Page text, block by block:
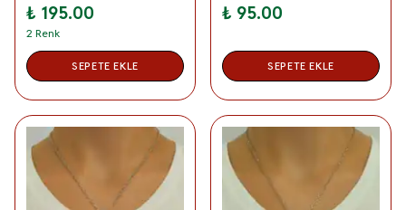
₺ 195.00
2 Renk
SEPETE EKLE
₺ 95.00
SEPETE EKLE